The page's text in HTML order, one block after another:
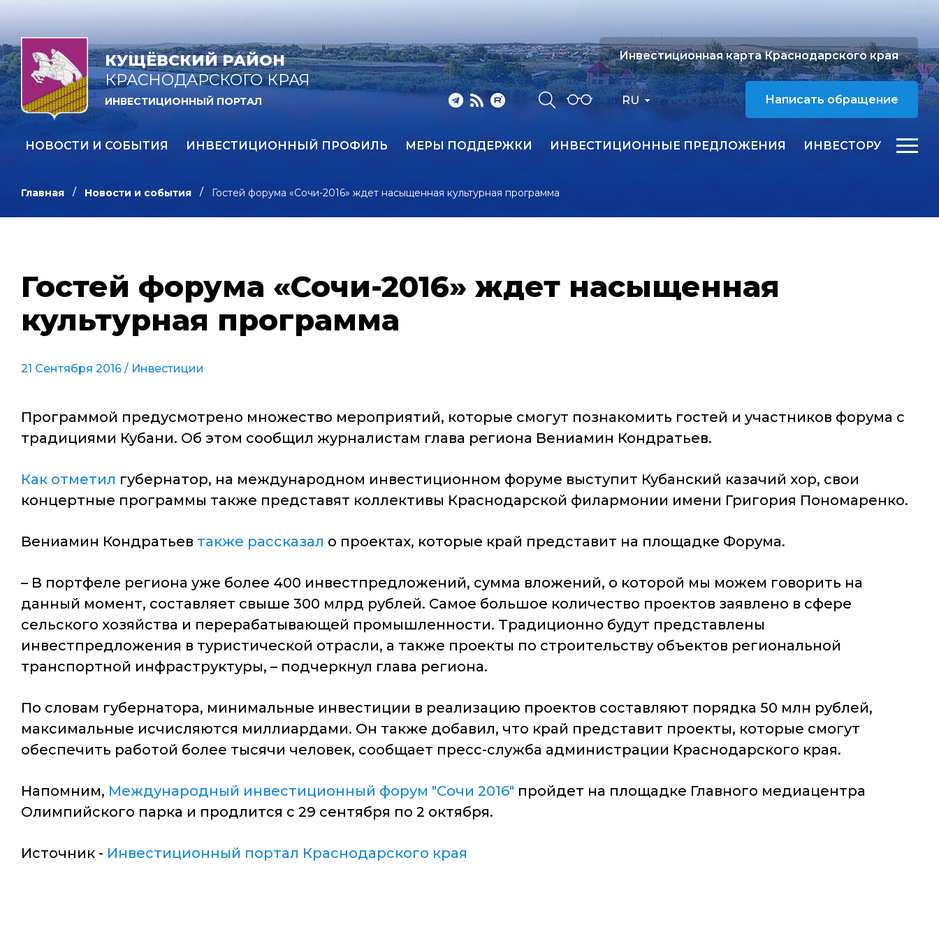
КУЩЁВСКИЙ РАЙОН
КРАСНОДАРСКОГО КРАЯ
ИНВЕСТИЦИОННЫЙ ПОРТАЛ RU
Инвестиционная карта Краснодарского края
Написать обращение
НОВОСТИ И СОБЫТИЯ ИНВЕСТИЦИОННЫЙ ПРОФИЛЬ МЕРЫ ПОДДЕРЖКИ ИНВЕСТИЦИОННЫЕ ПРЕДЛОЖЕНИЯ ИНВЕСТОРУ
Главная Новости и события Гостей форума «Сочи-2016» ждет насыщенная культурная программа
Гостей форума «Сочи-2016» ждет насыщенная
культурная программа
21 Сентября 2016 / Инвестиции
Программой предусмотрено множество мероприятий, которые смогут познакомить гостей и участников форума с
традициями Кубани. Об этом сообщил журналистам глава региона Вениамин Кондратьев.
Как отметил губернатор, на международном инвестиционном форуме выступит Кубанский казачий хор, свои
концертные программы также представят коллективы Краснодарской филармонии имени Григория Пономаренко.
Вениамин Кондратьев также рассказал о проектах, которые край представит на площадке Форума.
– В портфеле региона уже более 400 инвестпредложений, сумма вложений, о которой мы можем говорить на
данный момент, составляет свыше 300 млрд рублей. Самое большое количество проектов заявлено в сфере
сельского хозяйства и перерабатывающей промышленности. Традиционно будут представлены
инвестпредложения в туристической отрасли, а также проекты по строительству объектов региональной
транспортной инфраструктуры, – подчеркнул глава региона.
По словам губернатора, минимальные инвестиции в реализацию проектов составляют порядка 50 млн рублей,
максимальные исчисляются миллиардами. Он также добавил, что край представит проекты, которые смогут
обеспечить работой более тысячи человек, сообщает пресс-служба администрации Краснодарского края.
Напомним, Международный инвестиционный форум "Сочи 2016" пройдет на площадке Главного медиацентра
Олимпийского парка и продлится с 29 сентября по 2 октября.
Источник - Инвестиционный портал Краснодарского края